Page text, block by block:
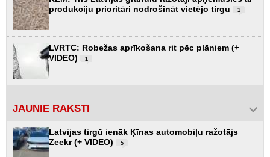
produkciju prioritāri nodrošināt vietējo tirgu
1
LVRTC: Robežas aprīkošana rit pēc plāniem (+
VIDEO)
1
JAUNIE RAKSTI
Latvijas tirgū ienāk Ķīnas automobiļu ražotājs
Zeekr (+ VIDEO)
5